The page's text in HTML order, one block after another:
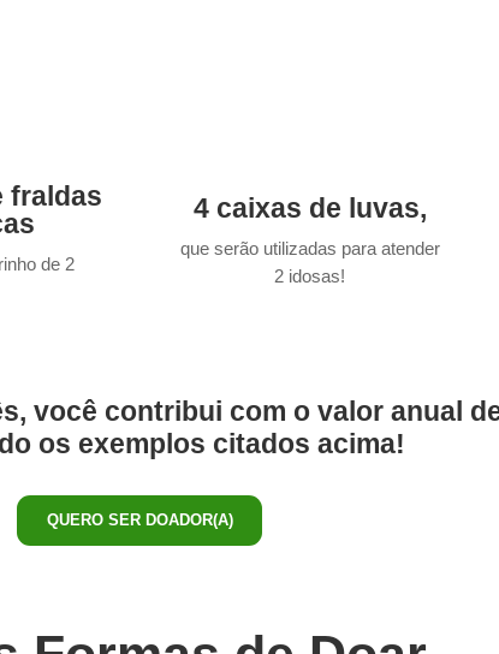
fraldas
de 2
4 caixas de luvas,
que serão utilizadas para atender
2 idosas!
você contribui com o valor anual
os exemplos citados acima!
QUERO SER DOADOR(A)